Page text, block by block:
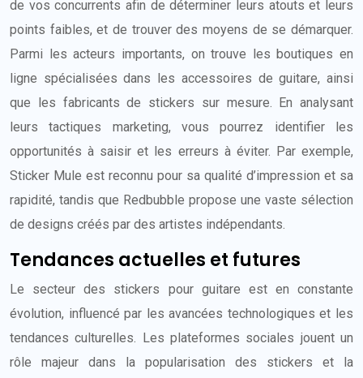
de vos concurrents afin de déterminer leurs atouts et leurs
points faibles, et de trouver des moyens de se démarquer.
Parmi les acteurs importants, on trouve les boutiques en
ligne spécialisées dans les accessoires de guitare, ainsi
que les fabricants de stickers sur mesure. En analysant
leurs tactiques marketing, vous pourrez identifier les
opportunités à saisir et les erreurs à éviter. Par exemple,
Sticker Mule est reconnu pour sa qualité d’impression et sa
rapidité, tandis que Redbubble propose une vaste sélection
de designs créés par des artistes indépendants.
Tendances actuelles et futures
Le secteur des stickers pour guitare est en constante
évolution, influencé par les avancées technologiques et les
tendances culturelles. Les plateformes sociales jouent un
rôle majeur dans la popularisation des stickers et la